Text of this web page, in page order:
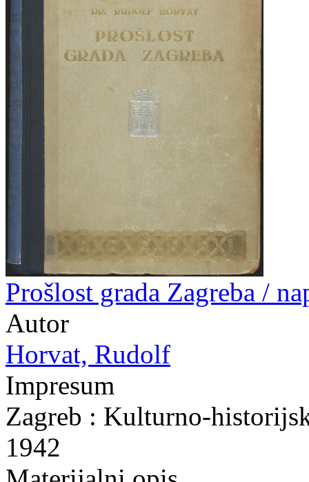
Prošlost grada Zagreba /
Autor
Horvat, Rudolf
Impresum
Zagreb : Kulturno-
1942